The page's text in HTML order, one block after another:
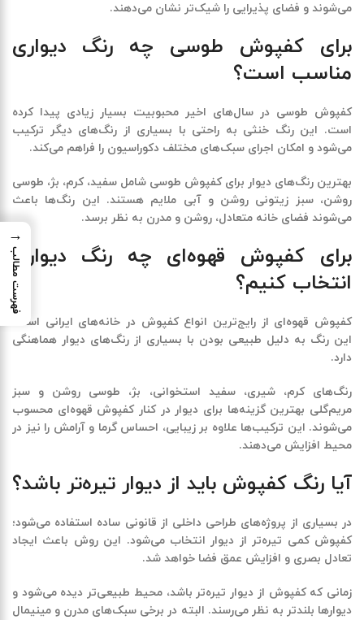
می‌شوند و فضای پذیرایی را شیک‌تر نشان می‌دهند.
برای کفپوش طوسی چه رنگ دیواری
مناسب است؟
کفپوش طوسی در سال‌های اخیر محبوبیت بسیار زیادی پیدا کرده
است. این رنگ خنثی به راحتی با بسیاری از رنگ‌های دیگر ترکیب
می‌شود و امکان اجرای سبک‌های مختلف دکوراسیون را فراهم می‌کند.
بهترین رنگ‌های دیوار برای کفپوش طوسی شامل سفید، کرم، بژ، طوسی
روشن، سبز زیتونی روشن و آبی ملایم هستند. این رنگ‌ها باعث
می‌شوند فضای خانه متعادل، روشن و مدرن به نظر برسد.
برای کفپوش قهوه‌ای چه رنگ دیواری
انتخاب کنیم؟
کفپوش قهوه‌ای از رایج‌ترین انواع کفپوش در خانه‌های ایرانی است.
این رنگ به دلیل طبیعی بودن با بسیاری از رنگ‌های دیوار هماهنگی
دارد.
رنگ‌های کرم، شیری، سفید استخوانی، بژ، طوسی روشن و سبز
مریم‌گلی بهترین گزینه‌ها برای دیوار در کنار کفپوش قهوه‌ای محسوب
می‌شوند. این ترکیب‌ها علاوه بر زیبایی، احساس گرما و آرامش را نیز در
محیط افزایش می‌دهند.
آیا رنگ کفپوش باید از دیوار تیره‌تر باشد؟
در بسیاری از پروژه‌های طراحی داخلی از قانونی ساده استفاده می‌شود؛
کفپوش کمی تیره‌تر از دیوار انتخاب می‌شود. این روش باعث ایجاد
تعادل بصری و افزایش عمق فضا خواهد شد.
زمانی که کفپوش از دیوار تیره‌تر باشد، محیط طبیعی‌تر دیده می‌شود و
دیوارها بلندتر به نظر می‌رسند. البته در برخی سبک‌های مدرن و مینیمال
→
فهرست مطالب